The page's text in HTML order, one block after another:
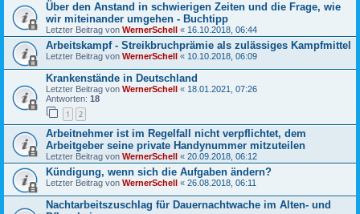
Über den Anstand in schwierigen Zeiten und die Frage, wie
wir miteinander umgehen - Buchtipp
Letzter Beitrag von WernerSchell « 16.10.2018, 06:44
Arbeitskampf - Streikbruchprämie als zulässiges Kampfmittel
Letzter Beitrag von WernerSchell « 10.10.2018, 06:09
Krankenstände in Deutschland
Letzter Beitrag von WernerSchell « 18.01.2021, 07:26
Antworten: 18
1 2
Arbeitnehmer ist im Regelfall nicht verpflichtet, dem
Arbeitgeber seine private Handynummer mitzuteilen
Letzter Beitrag von WernerSchell « 20.09.2018, 06:12
Kündigung, wenn sich die Aufgaben ändern?
Letzter Beitrag von WernerSchell « 26.08.2018, 06:11
Nachtarbeitszuschlag für Dauernachtwache im Alten- und